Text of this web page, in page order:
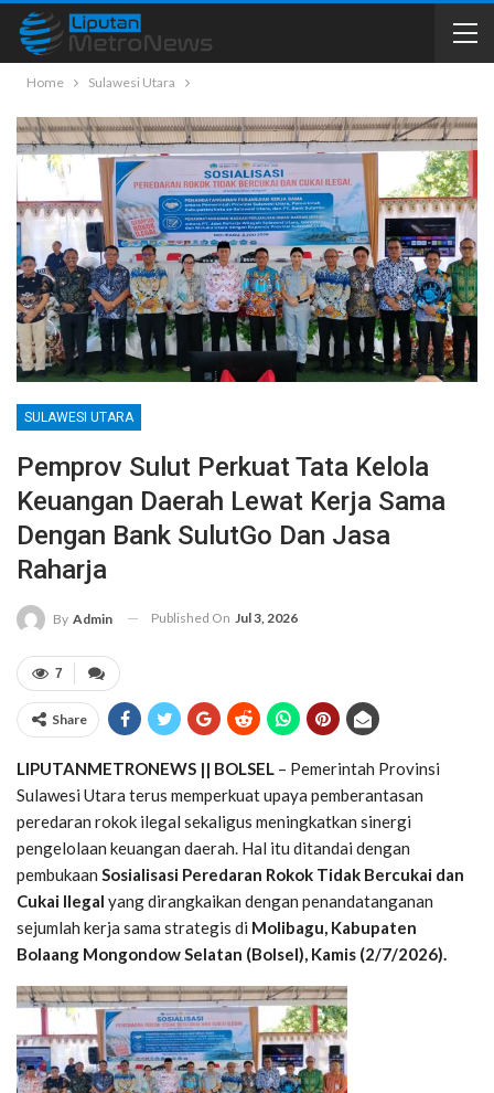
Home Sulawesi Utara
SULAWESI UTARA
Pemprov Sulut Perkuat Tata Kelola
Keuangan Daerah Lewat Kerja Sama
Dengan Bank SulutGo Dan Jasa
Raharja
By Admin Published On Jul 3, 2026
7
Share
LIPUTANMETRONEWS || BOLSEL – Pemerintah Provinsi
Sulawesi Utara terus memperkuat upaya pemberantasan
peredaran rokok ilegal sekaligus meningkatkan sinergi
pengelolaan keuangan daerah. Hal itu ditandai dengan
pembukaan Sosialisasi Peredaran Rokok Tidak Bercukai dan
Cukai Ilegal yang dirangkaikan dengan penandatanganan
sejumlah kerja sama strategis di Molibagu, Kabupaten
Bolaang Mongondow Selatan (Bolsel), Kamis (2/7/2026).